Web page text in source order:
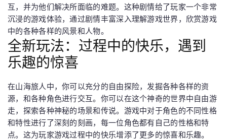
互，并为他们解决所面临的难题。这种剧情给了玩家一个非常
沉浸的游戏体验，通过剧情丰富深入理解游戏世界，欣赏游戏
中的各种各样的风景和人物。
全新玩法：过程中的快乐，遇到
乐趣的惊喜
在山海旅人中，你可以充分的自由探险，发掘各种各样的资
源，和各种角色进行交互。你可以在这个神奇的世界中自由游
走，探索各种神秘的场景和传说。游戏中对于角色的不同性格
和特性进行了深刻的刻画，每一位角色都有自己的性格和特
点。这为玩家游戏过程中的快乐增添了更多的惊喜和乐趣。